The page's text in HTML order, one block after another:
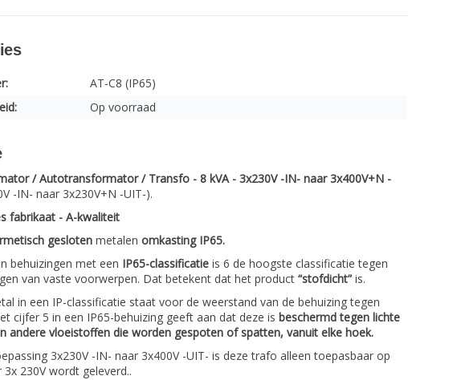
AT-C8 (IP65)
Op voorraad
/ Autotransformator / Transfo - 8 kVA - 3x230V -IN- naar 3x400V+N -
-IN- naar 3x230V+N -UIT-).
fabrikaat - A-kwaliteit
gesloten metalen omkasting IP65.
behuizingen met een IP65-classificatie is 6 de hoogste classificatie tegen
van vaste voorwerpen. Dat betekent dat het product “stofdicht” is.
in een IP-classificatie staat voor de weerstand van de behuizing tegen
cijfer 5 in een IP65-behuizing geeft aan dat deze is beschermd tegen lichte
andere vloeistoffen die worden gespoten of spatten, vanuit elke hoek.
3x230V -IN- naar 3x400V -UIT- is deze trafo alleen toepasbaar op
230V wordt geleverd..